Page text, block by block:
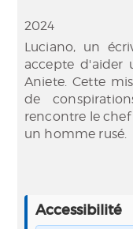
2024
Luciano, un
accepte d'aider
Aniete. Cette
de
rencontre le chef
un homme rusé.
Accessibilité